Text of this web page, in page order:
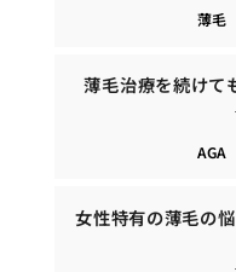
薄毛
薄毛治療を続けて
AGA
女性特有の薄毛の